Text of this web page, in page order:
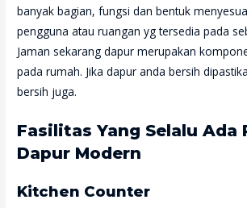
banyak bagian, fungsi dan bentuk
pengguna atau ruangan yg tersedia pada
Jaman sekarang dapur merupakan
pada rumah. Jika dapur anda bersih
bersih juga.
Fasilitas Yang Selalu Ada
Dapur Modern
Kitchen Counter